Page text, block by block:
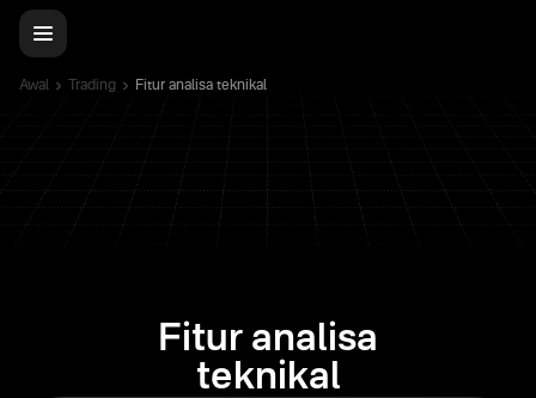
Awal Trading Fitur analisa teknikal
Fitur analisa
teknikal